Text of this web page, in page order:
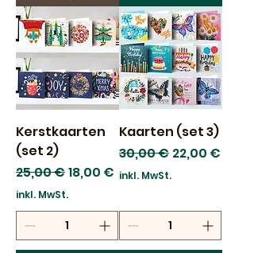
Kerstkaarten
(set 2)
Standardpreis
25,00 €Sale-Preis
18,00 €
inkl. MwSt.
Kaarten (set 3)
Standardpreis
30,00 € Sale-Preis
22,00 €
inkl. MwSt.